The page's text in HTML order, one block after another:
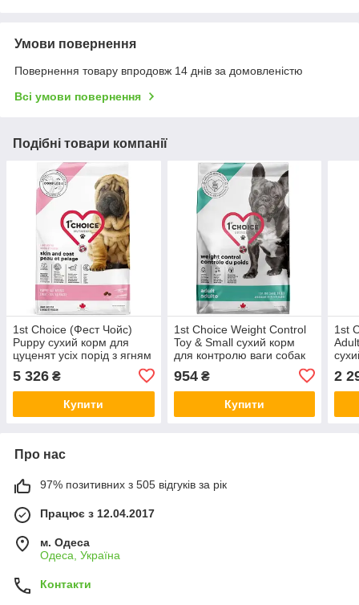
Умови повернення
Повернення товару впродовж 14 днів за домовленістю
Всі умови повернення
Подібні товари компанії
1st Choice (Фест Чойс)
Puppy сухий корм для
цуценят усіх порід з ягням
5 326 ₴
Купити
1st Choice Weight Control
Toy & Small сухий корм
для контролю ваги собак
954₴
Купити
1st
2
Про нас
97% позитивних з 505 відгуків за рік
Працює з 12.04.2017
м. Одеса
Одеса, Україна
Контакти